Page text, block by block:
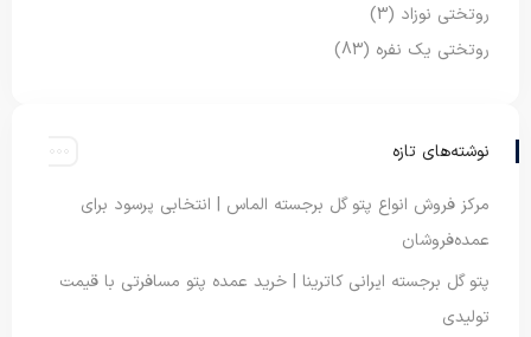
روتختی نوزاد (3)
روتختی یک نفره (83)
نوشته‌های تازه
مرکز فروش انواع پتو گل برجسته الماس | انتخابی پرسود برای
عمده‌فروشان
پتو گل برجسته ایرانی کاترینا | خرید عمده پتو مسافرتی با قیمت
تولیدی